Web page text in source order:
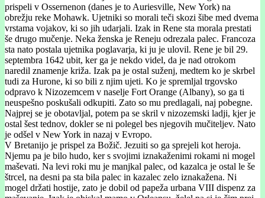
prispeli v Ossernenon (danes je to Auriesville, New York) na
obrežju reke Mohawk. Ujetniki so morali teči skozi šibe med dvema
vrstama vojakov, ki so jih udarjali. Izak in Rene sta morala prestati
še drugo mučenje. Neka ženska je Reneju odrezala palec. Francoza
sta nato postala ujetnika poglavarja, ki ju je ulovil. Rene je bil 29.
septembra 1642 ubit, ker ga je nekdo videl, da je nad otrokom
naredil znamenje križa. Izak pa je ostal suženj, medtem ko je skrbel
tudi za Hurone, ki so bili z njim ujeti. Ko je spremljal trgovsko
odpravo k Nizozemcem v naselje Fort Orange (Albany), so ga ti
neuspešno poskušali odkupiti. Zato so mu predlagali, naj pobegne.
Najprej se je obotavljal, potem pa se skril v nizozemski ladji, kjer je
ostal šest tednov, dokler se ni polegel bes njegovih mučiteljev. Nato
je odšel v New York in nazaj v Evropo.
V Bretanijo je prispel za Božič. Jezuiti so ga sprejeli kot heroja.
Njemu pa je bilo hudo, ker s svojimi iznakaženimi rokami ni mogel
maševati. Na levi roki mu je manjkal palec, od kazalca je ostal le še
štrcel, na desni pa sta bila palec in kazalec zelo iznakažena. Ni
mogel držati hostije, zato je dobil od papeža urbana VIII dispenz za